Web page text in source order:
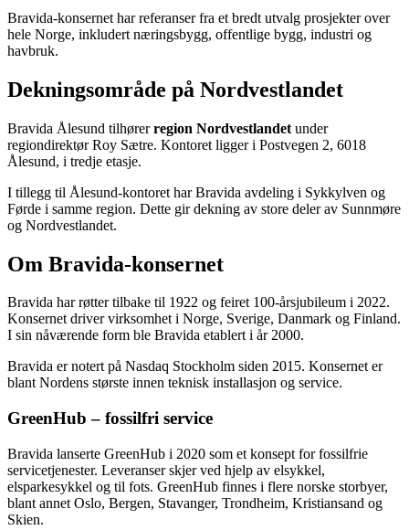
Bravida-konsernet har referanser fra et bredt utvalg prosjekter over
hele Norge, inkludert næringsbygg, offentlige bygg, industri og
havbruk.
Dekningsområde på Nordvestlandet
Bravida Ålesund tilhørerregion Nordvestlandet under
regiondirektør Roy Sætre. Kontoret ligger i Postvegen 2, 6018
Ålesund, i tredje etasje.
I tillegg til Ålesund-kontoret har Bravida avdeling i Sykkylven og
Førde i samme region. Dette gir dekning av store deler av Sunnmøre
og Nordvestlandet.
Om Bravida-konsernet
Bravida har røtter tilbake til 1922 og feiret 100-årsjubileum i 2022.
Konsernet driver virksomhet i Norge, Sverige, Danmark og Finland.
I sin nåværende form ble Bravida etablert i år 2000.
Bravida er notert på Nasdaq Stockholm siden 2015. Konsernet er
blant Nordens største innen teknisk installasjon og service.
GreenHub – fossilfri service
Bravida lanserte GreenHub i 2020 som et konsept for fossilfrie
servicetjenester. Leveranser skjer ved hjelp av elsykkel,
elsparkesykkel og til fots. GreenHub finnes i flere norske storbyer,
blant annet Oslo, Bergen, Stavanger, Trondheim, Kristiansand og
Skien.